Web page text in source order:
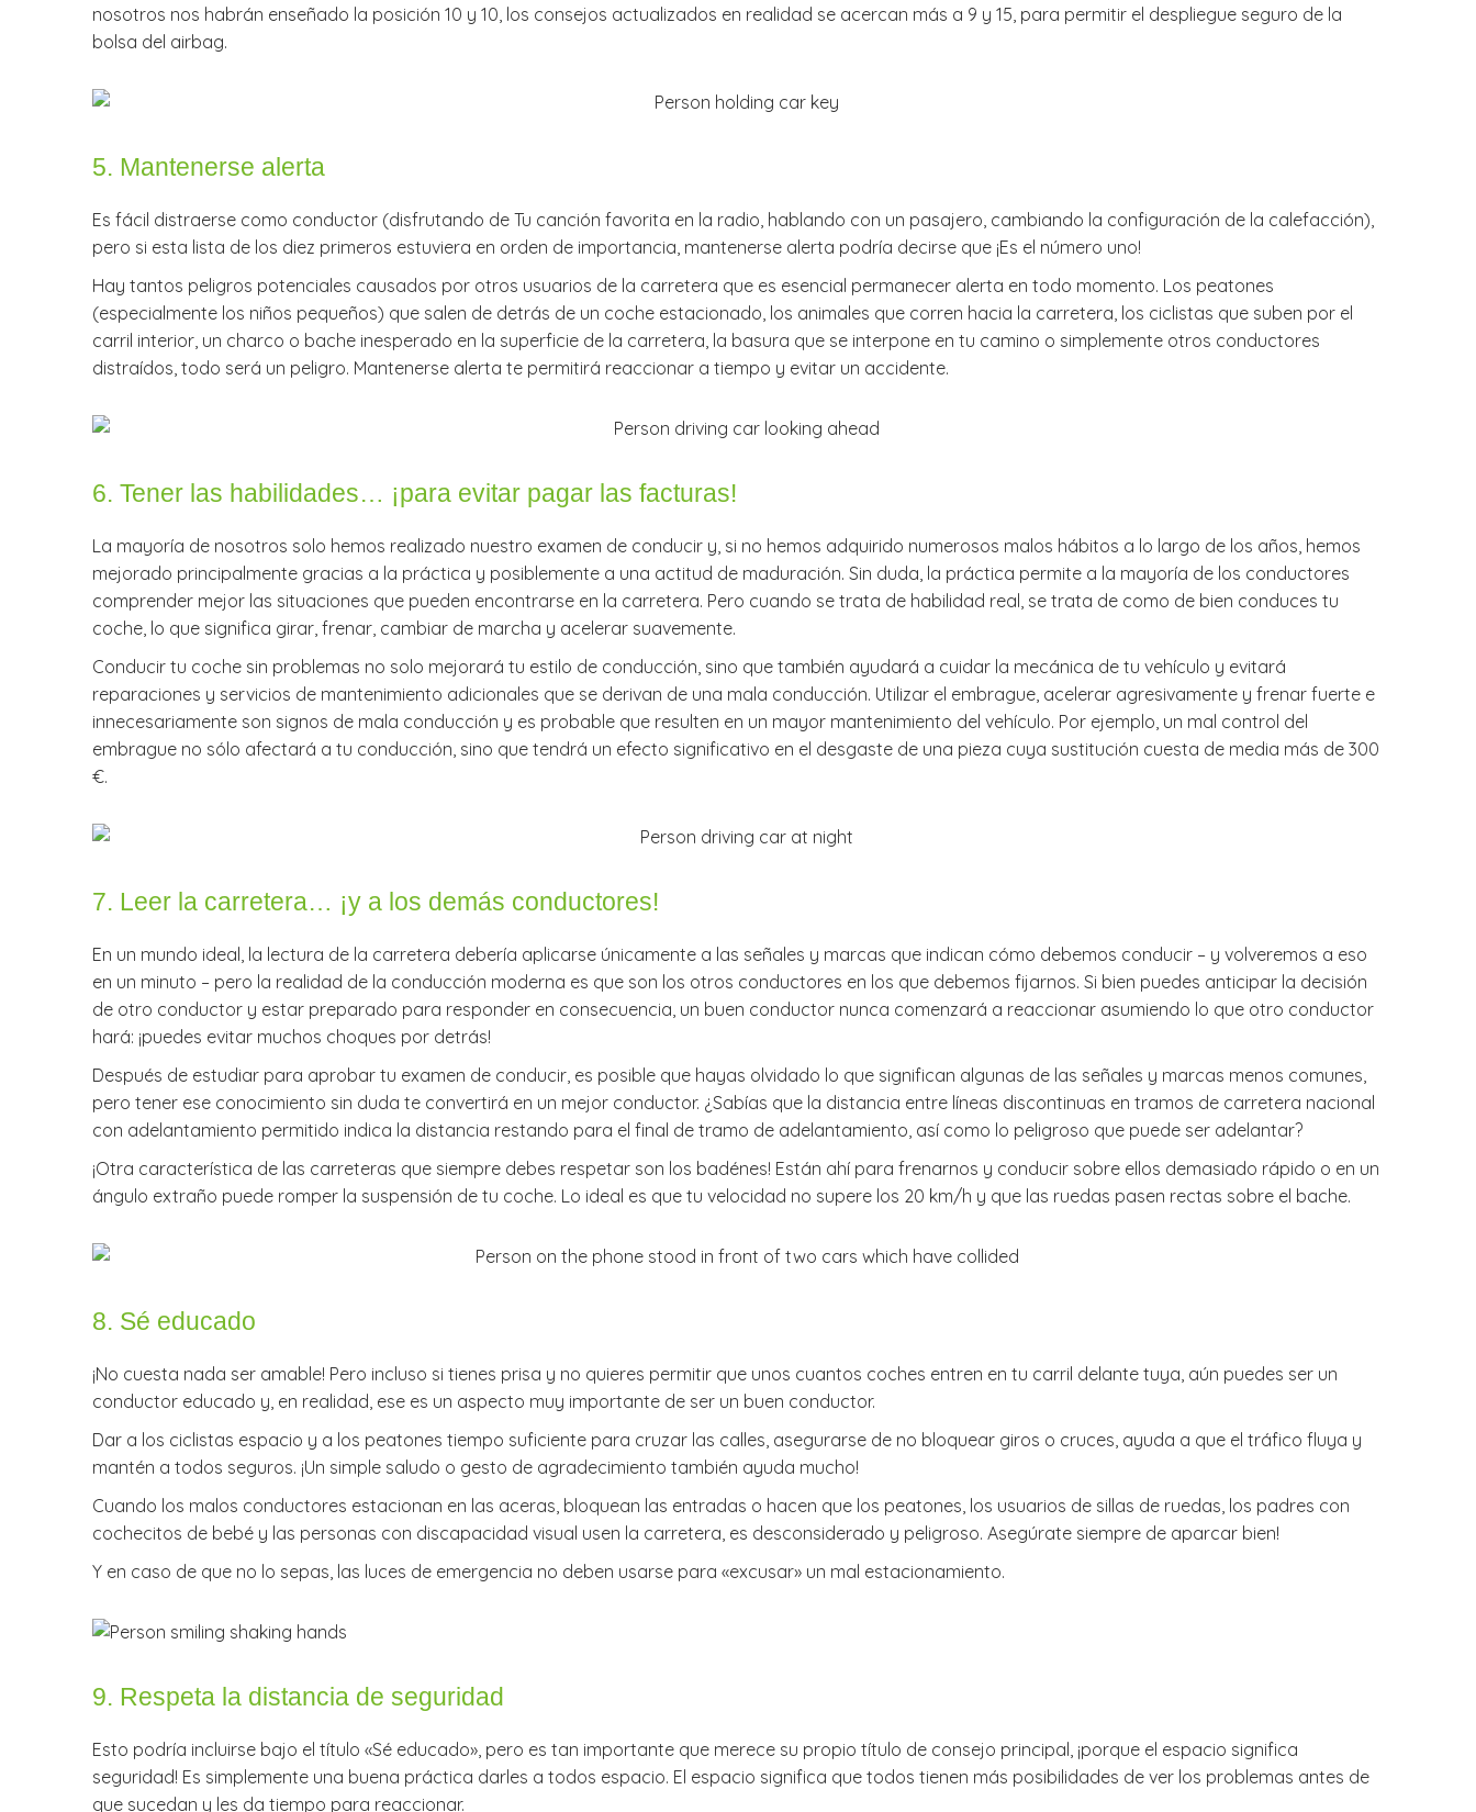
nosotros nos habrán enseñado la posición 10 y 10, los consejos actualizados en realidad se acercan más a 9 y 15, para permitir el despliegue seguro de la
bolsa del airbag.
5. Mantenerse alerta
Es fácil distraerse como conductor (disfrutando de Tu canción favorita en la radio, hablando con un pasajero, cambiando la configuración de la calefacción),
pero si esta lista de los diez primeros estuviera en orden de importancia, mantenerse alerta podría decirse que ¡Es el número uno!
Hay tantos peligros potenciales causados por otros usuarios de la carretera que es esencial permanecer alerta en todo momento. Los peatones
(especialmente los niños pequeños) que salen de detrás de un coche estacionado, los animales que corren hacia la carretera, los ciclistas que suben por el
carril interior, un charco o bache inesperado en la superficie de la carretera, la basura que se interpone en tu camino o simplemente otros conductores
distraídos, todo será un peligro. Mantenerse alerta te permitirá reaccionar a tiempo y evitar un accidente.
6. Tener las habilidades… ¡para evitar pagar las facturas!
La mayoría de nosotros solo hemos realizado nuestro examen de conducir y, si no hemos adquirido numerosos malos hábitos a lo largo de los años, hemos
mejorado principalmente gracias a la práctica y posiblemente a una actitud de maduración. Sin duda, la práctica permite a la mayoría de los conductores
comprender mejor las situaciones que pueden encontrarse en la carretera. Pero cuando se trata de habilidad real, se trata de como de bien conduces tu
coche, lo que significa girar, frenar, cambiar de marcha y acelerar suavemente.
Conducir tu coche sin problemas no solo mejorará tu estilo de conducción, sino que también ayudará a cuidar la mecánica de tu vehículo y evitará
reparaciones y servicios de mantenimiento adicionales que se derivan de una mala conducción. Utilizar el embrague, acelerar agresivamente y frenar fuerte e
innecesariamente son signos de mala conducción y es probable que resulten en un mayor mantenimiento del vehículo. Por ejemplo, un mal control del
embrague no sólo afectará a tu conducción, sino que tendrá un efecto significativo en el desgaste de una pieza cuya sustitución cuesta de media más de 300
€.
7. Leer la carretera… ¡y a los demás conductores!
En un mundo ideal, la lectura de la carretera debería aplicarse únicamente a las señales y marcas que indican cómo debemos conducir – y volveremos a eso
en un minuto – pero la realidad de la conducción moderna es que son los otros conductores en los que debemos fijarnos. Si bien puedes anticipar la decisión
de otro conductor y estar preparado para responder en consecuencia, un buen conductor nunca comenzará a reaccionar asumiendo lo que otro conductor
hará: ¡puedes evitar muchos choques por detrás!
Después de estudiar para aprobar tu examen de conducir, es posible que hayas olvidado lo que significan algunas de las señales y marcas menos comunes,
pero tener ese conocimiento sin duda te convertirá en un mejor conductor. ¿Sabías que la distancia entre líneas discontinuas en tramos de carretera nacional
con adelantamiento permitido indica la distancia restando para el final de tramo de adelantamiento, así como lo peligroso que puede ser adelantar?
¡Otra característica de las carreteras que siempre debes respetar son los badénes! Están ahí para frenarnos y conducir sobre ellos demasiado rápido o en un
ángulo extraño puede romper la suspensión de tu coche. Lo ideal es que tu velocidad no supere los 20 km/h y que las ruedas pasen rectas sobre el bache.
8. Sé educado
¡No cuesta nada ser amable! Pero incluso si tienes prisa y no quieres permitir que unos cuantos coches entren en tu carril delante tuya, aún puedes ser un
conductor educado y, en realidad, ese es un aspecto muy importante de ser un buen conductor.
Dar a los ciclistas espacio y a los peatones tiempo suficiente para cruzar las calles, asegurarse de no bloquear giros o cruces, ayuda a que el tráfico fluya y
mantén a todos seguros. ¡Un simple saludo o gesto de agradecimiento también ayuda mucho!
Cuando los malos conductores estacionan en las aceras, bloquean las entradas o hacen que los peatones, los usuarios de sillas de ruedas, los padres con
cochecitos de bebé y las personas con discapacidad visual usen la carretera, es desconsiderado y peligroso. Asegúrate siempre de aparcar bien!
Y en caso de que no lo sepas, las luces de emergencia no deben usarse para «excusar» un mal estacionamiento.
9. Respeta la distancia de seguridad
Esto podría incluirse bajo el título «Sé educado», pero es tan importante que merece su propio título de consejo principal, ¡porque el espacio significa
seguridad! Es simplemente una buena práctica darles a todos espacio. El espacio significa que todos tienen más posibilidades de ver los problemas antes de
que sucedan y les da tiempo para reaccionar.